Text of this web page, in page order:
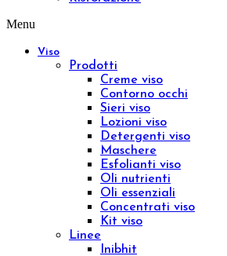
Gambe leggere
Epilazione
Proteggere
Scolpire
Ridurre
Visualizza tutto
La tua pelle
Pelle secca
Pelle sensibile
Pelle matura
Pelle grassa
Tecnologie
Beauty & Wellness
Medical Technology